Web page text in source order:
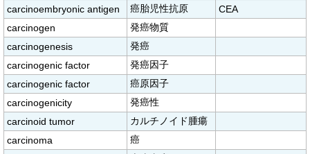
carcinoembryonic antigen
癌胎児性抗原
CEA
carcinogen
発癌物質
carcinogenesis
発癌
carcinogenic factor
発癌因子
carcinogenic factor
癌原因子
carcinogenicity
発癌性
carcinoid tumor
カルチノイド腫瘍
carcinoma
癌